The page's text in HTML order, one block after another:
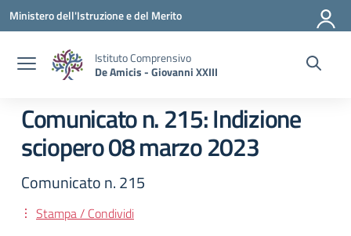
Vai ai contenuti
Vai al menu di navigazione
Vai al footer
Ministero dell'Istruzione e del Merito
Istituto Comprensivo
De Amicis - Giovanni XXIII
Comunicato n. 215: Indizione
sciopero 08 marzo 2023
Comunicato n. 215
Stampa / Condividi